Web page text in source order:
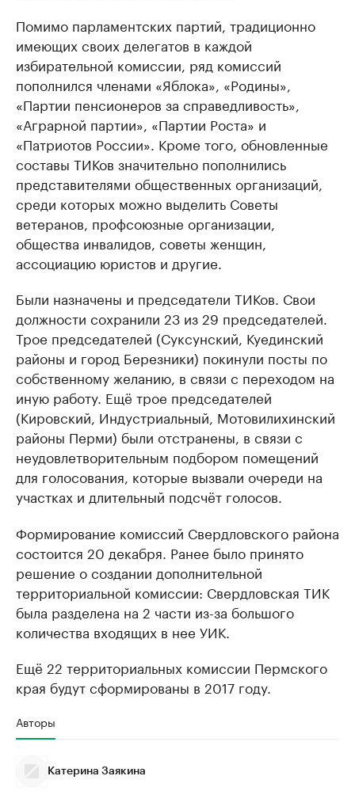
Помимо парламентских партий, традиционно
имеющих своих делегатов в каждой
избирательной комиссии, ряд комиссий
пополнился членами «Яблока», «Родины»,
«Партии пенсионеров за справедливость»,
«Аграрной партии», «Партии Роста» и
«Патриотов России». Кроме того, обновленные
составы ТИКов значительно пополнились
представителями общественных организаций,
среди которых можно выделить Советы
ветеранов, профсоюзные организации,
общества инвалидов, советы женщин,
ассоциацию юристов и другие.
Были назначены и председатели ТИКов. Свои
должности сохранили 23 из 29 председателей.
Трое председателей (Суксунский, Куединский
районы и город Березники) покинули посты по
собственному желанию, в связи с переходом на
иную работу. Ещё трое председателей
(Кировский, Индустриальный, Мотовилихинский
районы Перми) были отстранены, в связи с
неудовлетворительным подбором помещений
для голосования, которые вызвали очереди на
участках и длительный подсчёт голосов.
Формирование комиссий Свердловского района
состоится 20 декабря. Ранее было принято
решение о создании дополнительной
территориальной комиссии: Свердловская ТИК
была разделена на 2 части из-за большого
количества входящих в нее УИК.
Ещё 22 территориальных комиссии Пермского
края будут сформированы в 2017 году.
Авторы
Катерина Заякина